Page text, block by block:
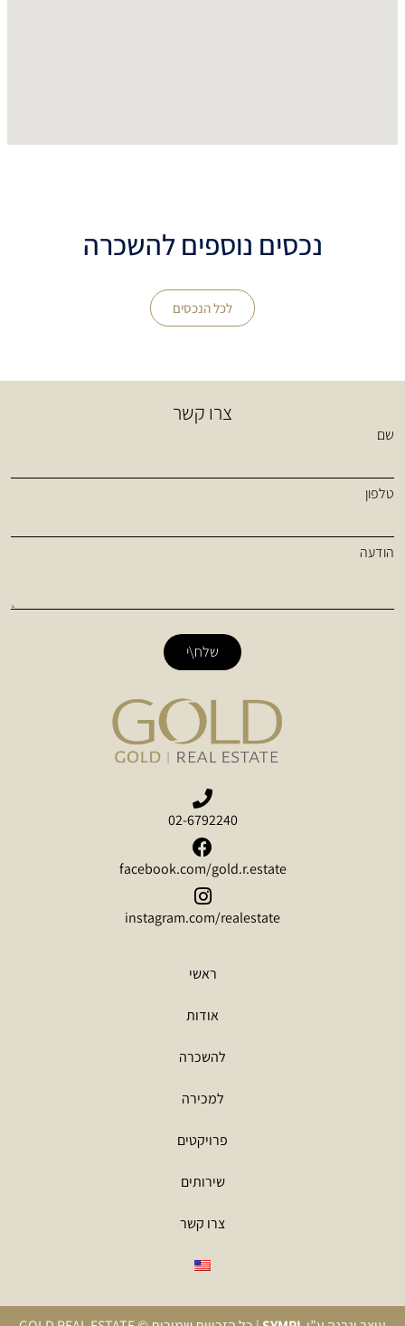
נכסים נוספים להשכרה
לכל הנכסים
צרו קשר
שם
טלפון
הודעה
שלח\י
02-6792240
facebook.com/gold.r.estate
instagram.com/realestate
ראשי
אודות
להשכרה
למכירה
פרויקטים
שירותים
צרו קשר